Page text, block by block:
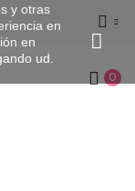
y otras
en
en
ud.
0